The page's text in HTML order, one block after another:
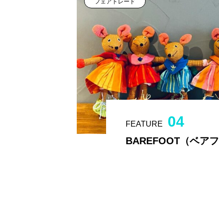
フェアトレード
FEATURE 04
BAREFOOT（ベア